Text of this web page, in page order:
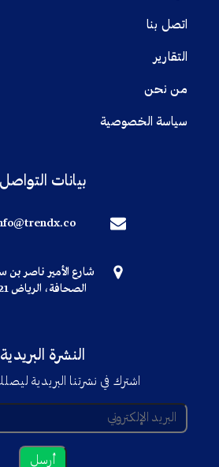
اتصل بنا
التقارير
من نحن
سياسة الخصوصية
بيانات التواصل
شارع الأمير ناصر بن
الصحافة، الرياض 13321
النشرة البريدية
اشترك في نشرتنا البريدية